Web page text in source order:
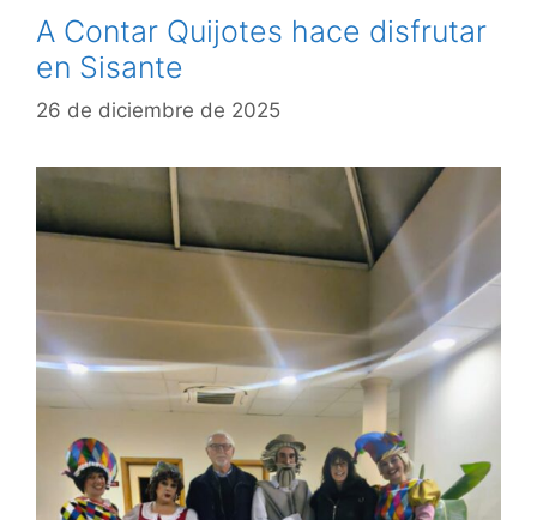
A Contar Quijotes hace disfrutar
en Sisante
26 de diciembre de 2025